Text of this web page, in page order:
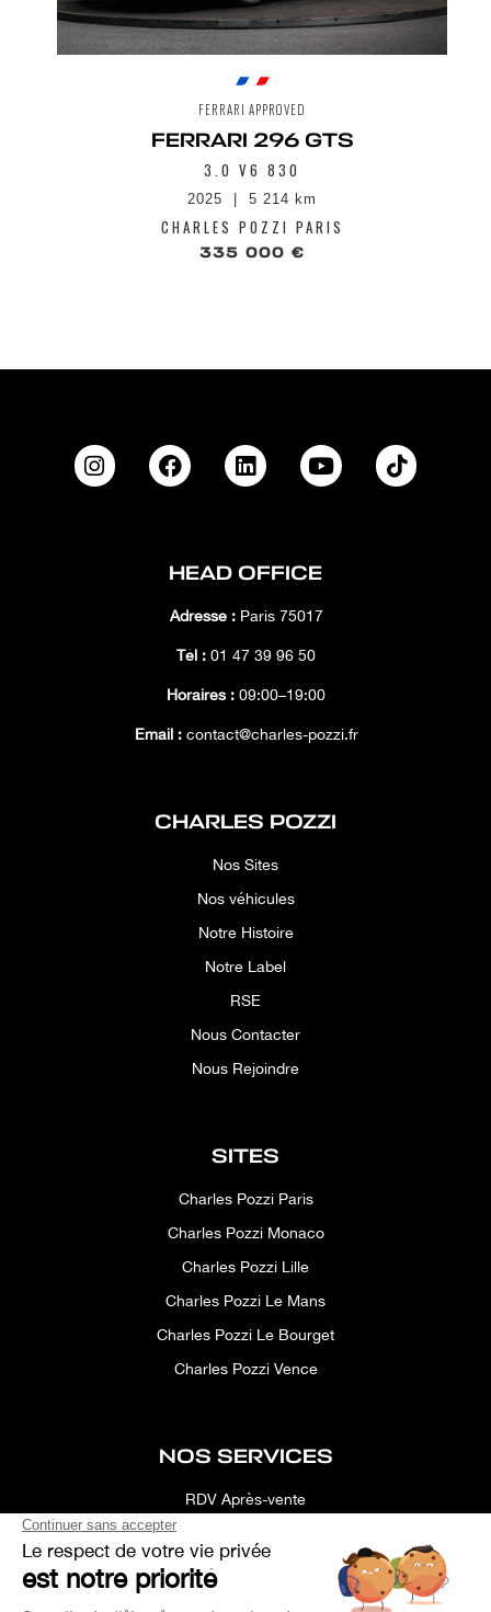
FERRARI APPROVED
FERRARI 296 GTS
3.0 V6 830
2025 5 214 km
CHARLES POZZI PARIS
335 000 €
HEAD OFFICE
Adresse :Paris 75017
Tél : 01 47 39 96 50
Horaires : 09:00–19:00
Email :contact@charles-pozzi.fr
CHARLES POZZI
Nos Sites
Nos véhicules
Notre Histoire
Notre Label
RSE
Nous Contacter
Nous Rejoindre
SITES
Charles Pozzi Paris
Charles Pozzi Monaco
Charles Pozzi Lille
Charles Pozzi Le Mans
Charles Pozzi Le Bourget
Charles Pozzi Vence
NOS SERVICES
RDV Après-vente
Simulateur